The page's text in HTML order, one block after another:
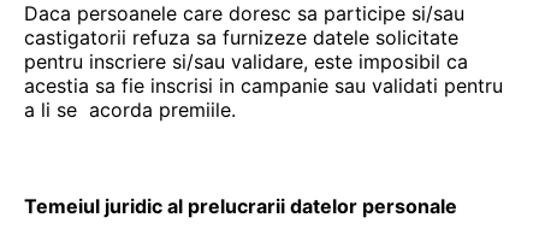
Daca persoanele care doresc sa participe si/sau
castigatorii refuza sa furnizeze datele solicitate
pentru inscriere si/sau validare, este imposibil ca
acestia sa fie inscrisi in campanie sau validati pentru
a li se acorda premiile.
Temeiul juridic al prelucrarii datelor personale